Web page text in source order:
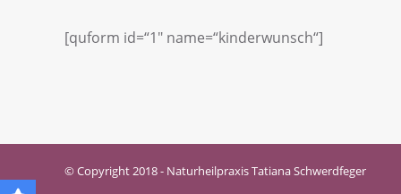
[quform id=“1″ name=“kinderwunsch“]
© Copyright 2018 - Naturheilpraxis Tatiana Schwerdfeger